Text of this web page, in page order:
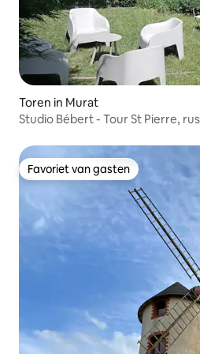
Toren in Murat
Studio Bébert - Tour St Pierre,
Favoriet van gasten
Favoriet van gasten